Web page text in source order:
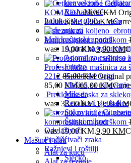
konvektori i
Rashalđivač
Indukcijske ploča – rešo
Kafe aparati
Mali kućanski aparati
Aparat za
Aparati za esspreso
Friteze
Kuhinjske vage
Mašina za mljevenje
Mikser
Rezalice i sjeckalice
Sokovnici i Citrusete
Štapni mikser
Odvlaživači
Pročišćivači zraka
Ražnjevi i roštilji
Sjecko
Četkica
KOMADA24,00KM
24,00 KM.12,90KM
kompresijskom podrškom
was: 19,00 KM.9,90KM
Profesionalna mašinica
2212 85,00KM Original
85,00 KM.65,00KM
Preklopna daska za
was: 33,00 KM.19,90KM
kompresijskom podrškom
was: 19,00 KM.9,90 KM
Mašine i alati
Alat za kuću
Alat za rezanje